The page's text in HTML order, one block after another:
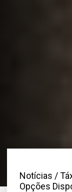
Notícias /
Opções